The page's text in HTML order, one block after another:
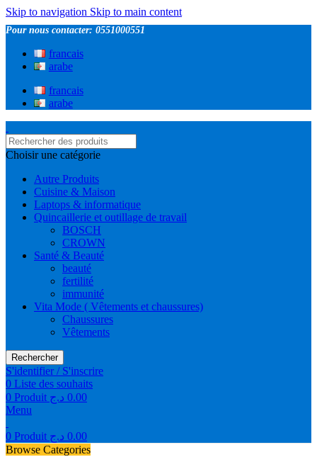
Skip to navigation Skip to main content
Pour nous contacter: 0551000551
francais
arabe
francais
arabe
Choisir une catégorie
Autre Produits
Cuisine & Maison
Laptops & informatique
Quincaillerie et outillage de travail
BOSCH
CROWN
Santé & Beauté
beauté
fertilité
immunité
Vita Mode ( Vêtements et chaussures)
Chaussures
Vêtements
Rechercher
S'identifier / S'inscrire
0 Liste des souhaits
0 Produit 0.00 د.ج
Menu
0 Produit 0.00 د.ج
Browse Categories